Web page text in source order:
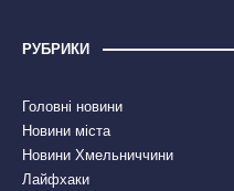
РУБРИКИ
Головні новини
Новини міста
Новини Хмельниччини
Лайфхаки